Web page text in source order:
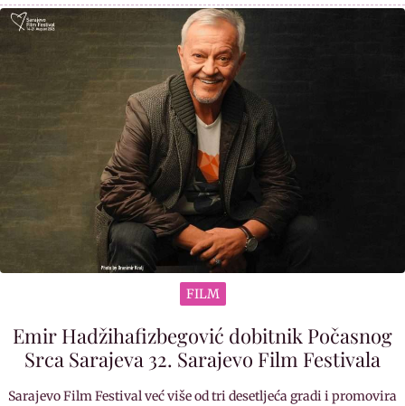
FILM
Emir Hadžihafizbegović dobitnik Počasnog
Srca Sarajeva 32. Sarajevo Film Festivala
Sarajevo Film Festival već više od tri desetljeća gradi i promovira